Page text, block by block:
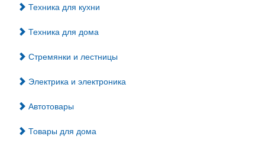
Техника для кухни
Техника для дома
Стремянки и лестницы
Электрика и электроника
Автотовары
Товары для дома